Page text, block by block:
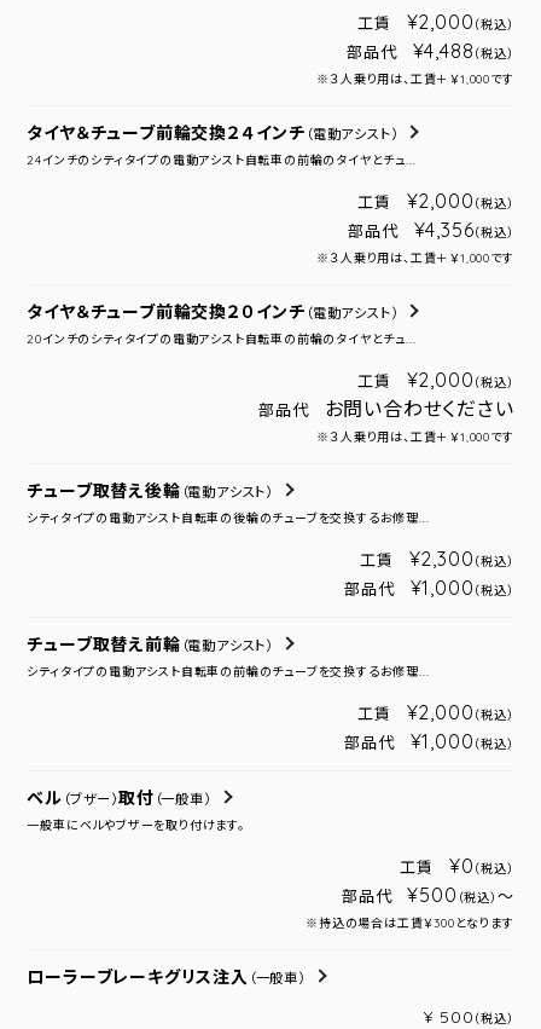
工賃 ¥2,000 （税込）
部品代 ¥4,488 （税込）
※３人乗り用は、工賃＋￥1,000です
タイヤ＆チューブ前輪交換２４インチ （電動アシスト）
24インチのシティタイプの電動アシスト自転車の前輪のタイヤとチュ...
工賃 ¥2,000 （税込）
部品代 ¥4,356（税込）
※３人乗り用は、工賃＋￥1,000です
タイヤ＆チューブ前輪交換２０インチ （電動アシスト）
20インチのシティタイプの電動アシスト自転車の前輪のタイヤとチュ...
工賃 ¥2,000 （税込）
部品代 お問い合わせください
※３人乗り用は、工賃＋￥1,000です
チューブ取替え後輪 （電動アシスト）
シティタイプの電動アシスト自転車の後輪のチューブを交換するお修理...
工賃 ¥2,300 （税込）
部品代 ¥1,000 （税込）
チューブ取替え前輪 （電動アシスト）
シティタイプの電動アシスト自転車の前輪のチューブを交換するお修理...
工賃 ¥2,000 （税込）
部品代 ¥1,000 （税込）
ベル （ブザー）取付 （一般車）
一般車にベルやブザーを取り付けます。
工賃 ¥0 （税込）
部品代 ¥500 （税込） ～
※持込の場合は工賃￥300となります
ローラーブレーキグリス注入 （一般車）
¥ 500 （税込）